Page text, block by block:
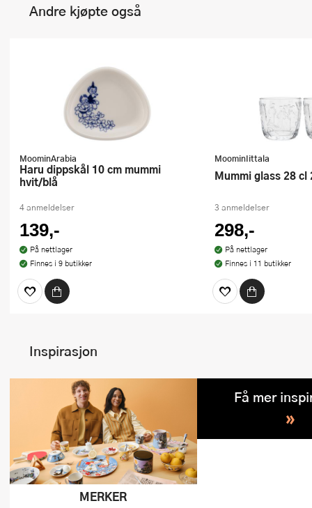
Andre kjøpte også
MoominArabia
Haru dippskål 10 cm mummi
hvit/blå
4 anmeldelser
139,-
På nettlager
Finnes i 9 butikker
MoominIittala
Mummi glass 28
3 anmeldelser
298,-
På nettlager
Finnes i 11 butikker
Inspirasjon
MERKER
Få mer
»